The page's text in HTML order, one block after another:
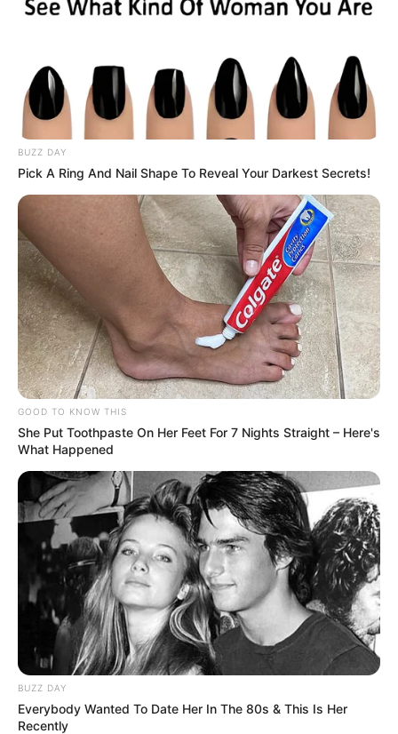
BUZZ DAY
Pick A Ring And Nail Shape To Reveal Your Darkest Secrets!
GOOD TO KNOW THIS
She Put Toothpaste On Her Feet For 7 Nights Straight – Here's
What Happened
BUZZ DAY
Everybody Wanted To Date Her In The 80s & This Is Her
Recently